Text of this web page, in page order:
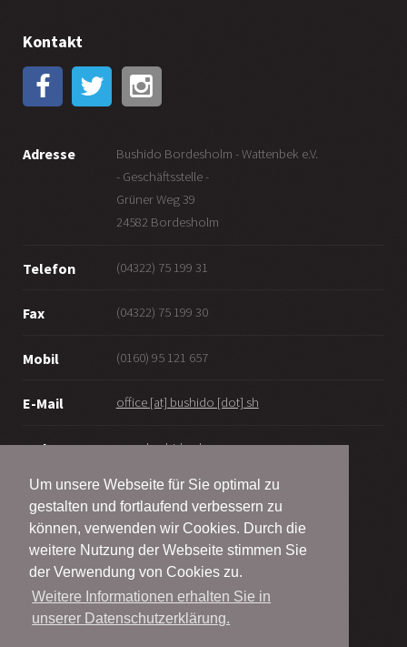
Um unsere Webseite für Sie optimal zu
gestalten und fortlaufend verbessern zu
können, verwenden wir Cookies. Durch die
weitere Nutzung der Webseite stimmen Sie
der Verwendung von Cookies zu.
Weitere Informationen erhalten Sie in
unserer Datenschutzerklärung.
Kontakt
Adresse
Bushido Bordesholm - Wattenbek e.V.
- Geschäftsstelle -
Grüner Weg 39
24582 Bordesholm
Telefon (04322) 75 199 31
Fax (04322) 75 199 30
Mobil (0160) 95 121 657
E-Mail office [at] bushido [dot] sh
Web www.bushido.sh
© Bushido Bordesholm - Wattenbek e.V.
2001 - 2026
Alle Rechte vorbehalten